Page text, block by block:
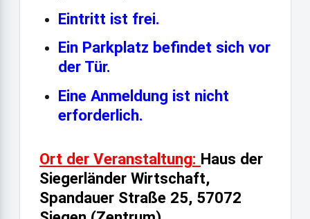
Eintritt ist frei.
Ein Parkplatz befindet sich vor
der Tür.
Eine Anmeldung ist nicht
erforderlich.
Ort der Veranstaltung: Haus der
Siegerländer Wirtschaft,
Spandauer Straße 25, 57072